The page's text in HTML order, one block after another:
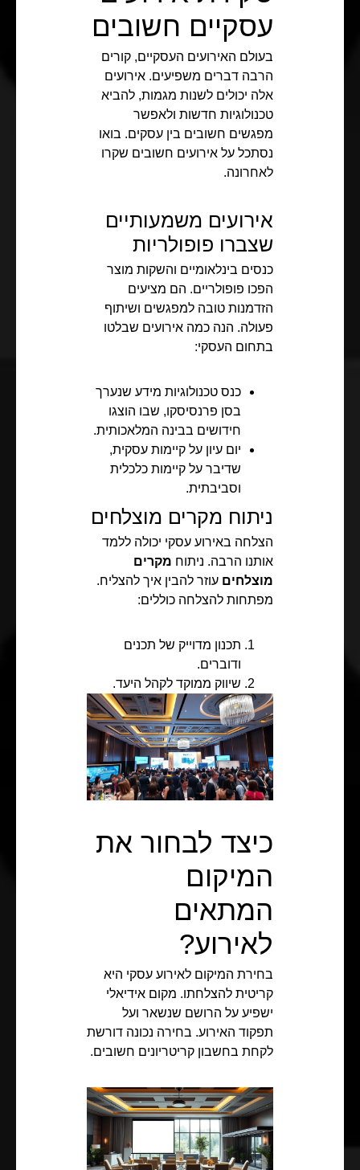
עסקיים חשובים
בעולם האירועים העסקיים, קורים
הרבה דברים משפיעים. אירועים
אלה יכולים לשנות מגמות, להביא
טכנולוגיות חדשות ולאפשר
מפגשים חשובים בין עסקים. בואו
נסתכל על אירועים חשובים שקרו
לאחרונה.
אירועים משמעותיים
שצברו פופולריות
כנסים בינלאומיים והשקות מוצר
הפכו פופולריים. הם מציעים
הזדמנות טובה למפגשים ושיתוף
פעולה. הנה כמה אירועים שבלטו
בתחום העסקי:
כנס טכנולוגיות מידע שנערך
בסן פרנסיסקו, שבו הוצגו
חידושים בבינה המלאכותית.
יום עיון על קיימות עסקית,
שדיבר על קיימות כלכלית
וסביבתית.
ניתוח מקרים מוצלחים
הצלחה באירוע עסקי יכולה ללמד
אותנו הרבה. ניתוח מקרים
מוצלחים עוזר להבין איך להצליח.
מפתחות להצלחה כוללים:
תכנון מדוייק של תכנים
ודוברים.
שיווק ממוקד לקהל היעד.
כיצד לבחור את
המיקום
המתאים
לאירוע?
בחירת המיקום לאירוע עסקי היא
קריטית להצלחתו. מקום אידיאלי
ישפיע על הרושם שנשאר ועל
תפקוד האירוע. בחירה נכונה דורשת
לקחת בחשבון קריטריונים חשובים.